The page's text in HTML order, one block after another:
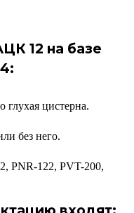
12 на базе
цистерна.
без него.
PNR-122, PVT-200,